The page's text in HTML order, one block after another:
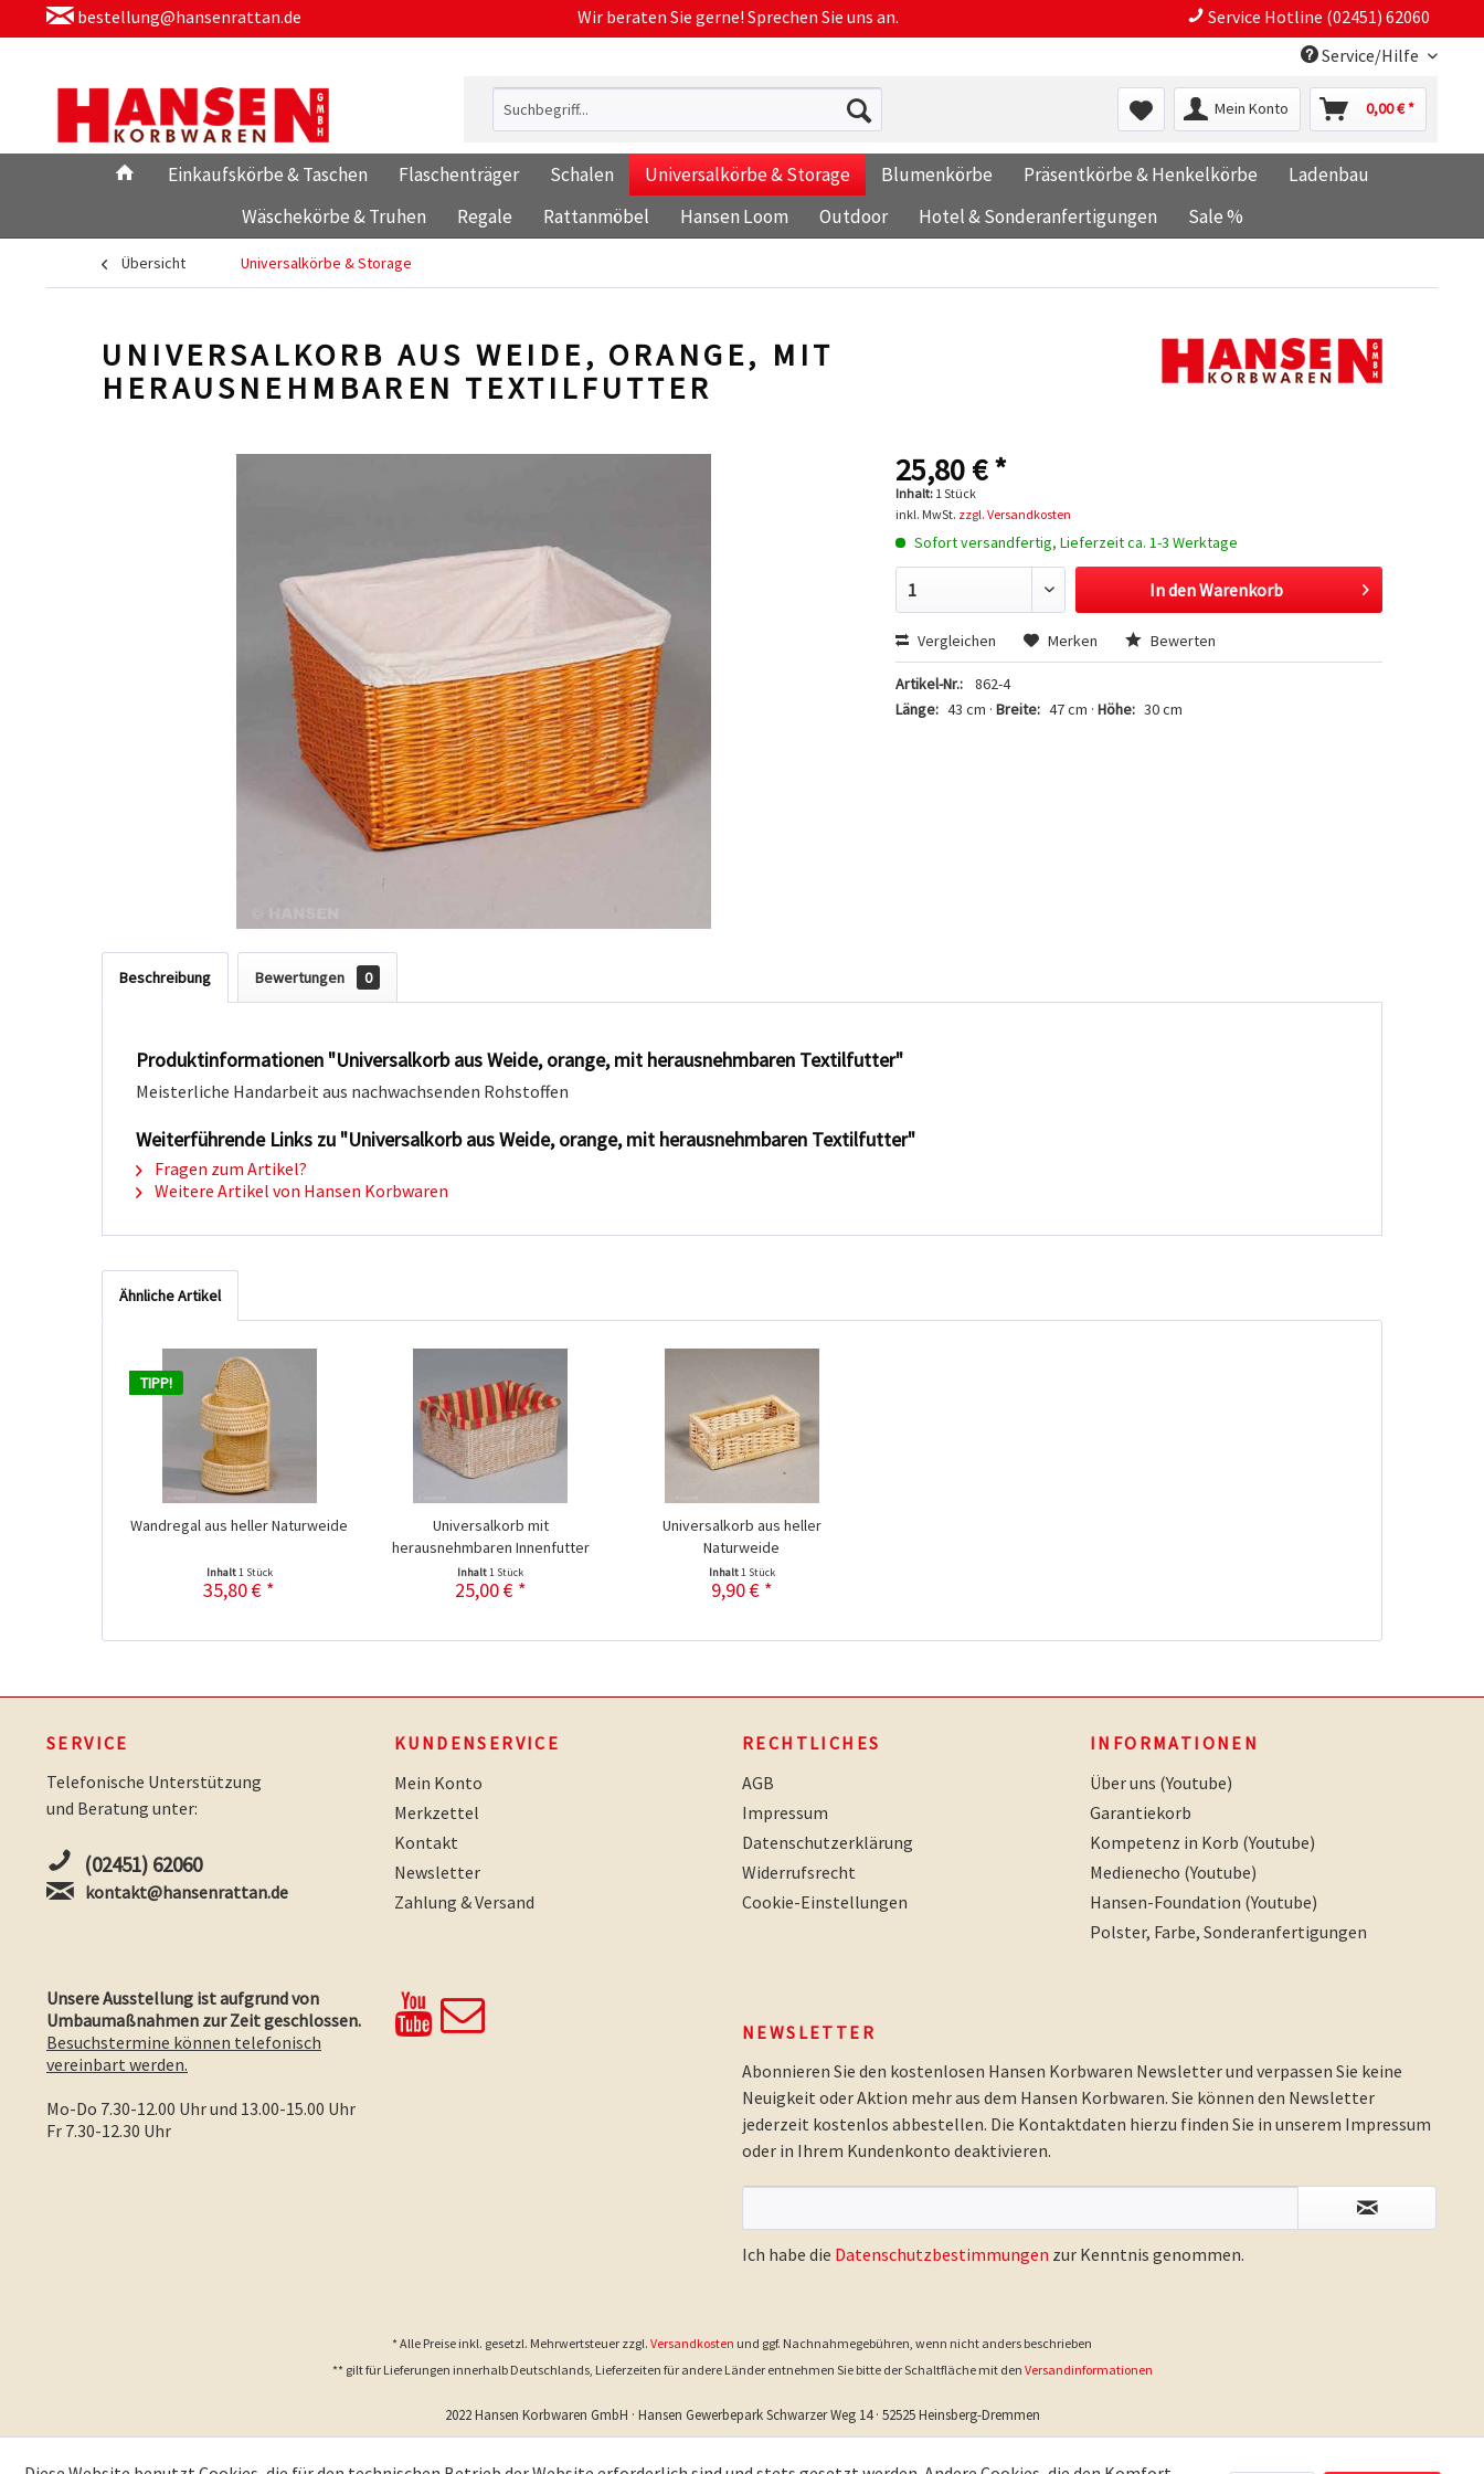
bestellung@hansenrattan.de Wir beraten Sie gerne! Sprechen Sie uns an.
Service Hotline (02451) 62060
Service/Hilfe
Mein Konto 0,00 € *
Einkaufskörbe & Taschen Flaschenträger Schalen Universalkörbe & Storage Blumenkörbe Präsentkörbe & Henkelkörbe
Ladenbau
Wäschekörbe & Truhen
Regale Rattanmöbel Hansen Loom Outdoor Hotel & Sonderanfertigungen Sale %
Übersicht Universalkörbe & Storage
UNIVERSALKORB AUS WEIDE, ORANGE, MIT
HERAUSNEHMBAREN TEXTILFUTTER
25,80 € *
Inhalt: 1 Stück
inkl. MwSt. zzgl. Versandkosten
Sofort versandfertig, Lieferzeit ca. 1-3 Werktage
In denWarenkorb
Hinzugefügt
Vergleichen Merken Bewerten
Artikel-Nr.:
862-4
Länge: 43 cm ·Breite: 47 cm ·Höhe: 30 cm
Beschreibung Bewertungen 0
Produktinformationen "Universalkorb aus Weide, orange, mit herausnehmbaren Textilfutter"
Meisterliche Handarbeit aus nachwachsenden Rohstoffen
Weiterführende Links zu "Universalkorb aus Weide, orange, mit herausnehmbaren Textilfutter"
Fragen zum Artikel?
Weitere Artikel von Hansen Korbwaren
Ähnliche Artikel
TIPP!
Wandregal aus heller Naturweide
Inhalt1 Stück
35,80 € *
Universalkorb mit
herausnehmbaren Innenfutter
Inhalt1 Stück
25,00 € *
Universalkorb aus heller
Naturweide
Inhalt1 Stück
9,90 € *
SERVICE
Telefonische Unterstützung
und Beratung unter:
(02451) 62060
kontakt@hansenrattan.de
KUNDENSERVICE
Mein Konto
Merkzettel
Kontakt
Newsletter
Zahlung & Versand
RECHTLICHES
AGB
Impressum
Datenschutzerklärung
Widerrufsrecht
Cookie-Einstellungen
INFORMATIONEN
Über uns (Youtube)
Garantiekorb
Kompetenz in Korb (Youtube)
Medienecho (Youtube)
Hansen-Foundation (Youtube)
Polster, Farbe, Sonderanfertigungen
Unsere Ausstellung ist aufgrund von
Umbaumaßnahmen zur Zeit geschlossen.
Besuchstermine können telefonisch
vereinbart werden.
Mo-Do 7.30-12.00 Uhr und 13.00-15.00 Uhr
Fr 7.30-12.30 Uhr
NEWSLETTER
Abonnieren Sie den kostenlosen Hansen Korbwaren Newsletter und verpassen Sie keine
Neuigkeit oder Aktion mehr aus dem Hansen Korbwaren. Sie können den Newsletter
jederzeit kostenlos abbestellen. Die Kontaktdaten hierzu finden Sie in unserem Impressum
oder in Ihrem Kundenkonto deaktivieren.
Ich habe die Datenschutzbestimmungen zur Kenntnis genommen.
* Alle Preise inkl. gesetzl. Mehrwertsteuer zzgl. Versandkosten und ggf. Nachnahmegebühren, wenn nicht anders beschrieben
** gilt für Lieferungen innerhalb Deutschlands, Lieferzeiten für andere Länder entnehmen Sie bitte der Schaltfläche mit den Versandinformationen
2022 Hansen Korbwaren GmbH · Hansen Gewerbepark Schwarzer Weg 14 · 52525 Heinsberg-Dremmen